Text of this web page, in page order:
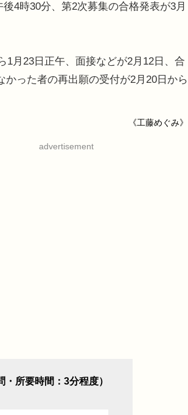
4時30分、第2次募集の合格発表が3月
月23日正午、面接などが2月12日、合
った者の再出願の受付が2月20日から
《工藤めぐみ》
advertisement
所要時間：3分程度）